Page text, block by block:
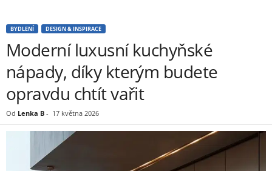
BYDLENÍ DESIGN & INSPIRACE
Moderní luxusní kuchyňské
nápady, díky kterým budete
opravdu chtít vařit
Od Lenka B - 17 května 2026